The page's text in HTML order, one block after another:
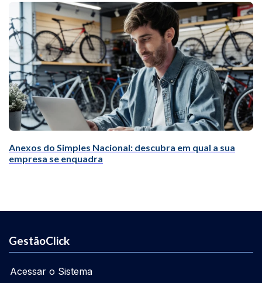
Anexos do Simples Nacional: descubra em qual a sua
empresa se enquadra
GestãoClick
Acessar o Sistema